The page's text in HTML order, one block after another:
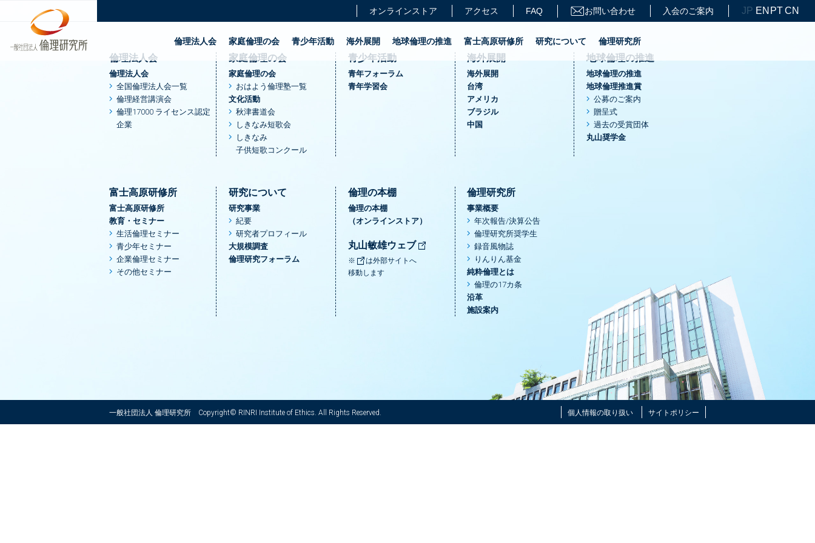
オンラインストア アクセス FAQ お問い合わせ 入会のご案内 JP EN PTCN
倫理法人会 家庭倫理の会 青少年活動 海外展開 地球倫理の推進 富士高原研修所 研究について 倫理研究所
倫理法人会
倫理法人会
全国倫理法人会一覧
倫理経営講演会
倫理17000 ライセンス認定
企業
家庭倫理の会
家庭倫理の会
おはよう倫理塾一覧
文化活動
秋津書道会
しきなみ短歌会
しきなみ
子供短歌コンクール
青少年活動
青年フォーラム
青年学習会
海外展開
海外展開
台湾
アメリカ
ブラジル
中国
地球倫理の推進
地球倫理の推進
地球倫理推進賞
公募のご案内
贈呈式
過去の受賞団体
丸山奨学金
富士高原研修所
富士高原研修所
教育・セミナー
生活倫理セミナー
青少年セミナー
企業倫理セミナー
その他セミナー
研究について
研究事業
紀要
研究者プロフィール
大規模調査
倫理研究フォーラム
倫理の本棚
倫理の本棚
（オンラインストア）
丸山敏雄ウェブ
※
は外部サイトへ
移動します
倫理研究所
事業概要
年次報告/決算公告
倫理研究所奨学生
録音風物誌
りんりん基金
純粋倫理とは
倫理の17カ条
沿革
施設案内
一般社団法人 倫理研究所 Copyright© RINRI Institute of Ethics. All Rights Reserved. 個人情報の取り扱い サイトポリシー